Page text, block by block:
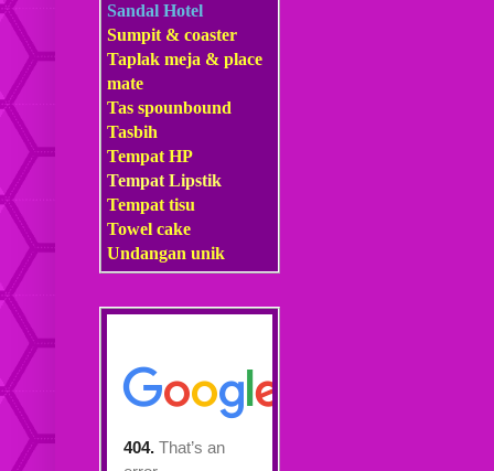
Sandal Hotel
Sumpit & coaster
Taplak meja & place
mate
Tas spounbound
Tasbih
Tempat HP
Tempat Lipstik
Tempat tisu
Towel cake
Undangan unik